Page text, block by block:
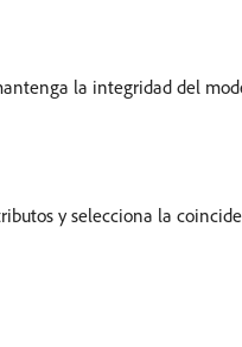
la integridad del
y selecciona la